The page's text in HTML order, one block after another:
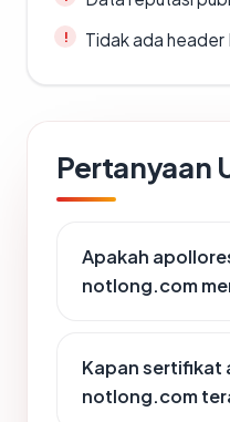
Tidak ada
Pertanyaan
Apakah
notlong.com
Kapan
notlong.com